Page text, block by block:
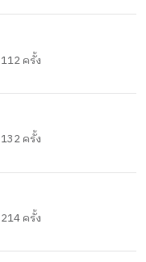
112 ครั้ง
132 ครั้ง
214 ครั้ง